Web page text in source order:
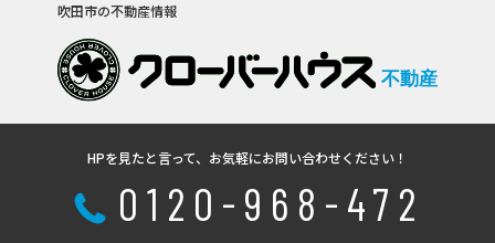
吹田市の不動産情報
不動産
HPを見たと言って、お気軽にお問い合わせください！
0120-968-472